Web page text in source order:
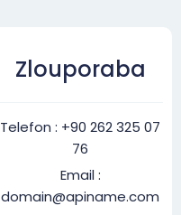
Zlouporaba
Telefon : +90 262 325 07
76
Email :
domain@apiname.com